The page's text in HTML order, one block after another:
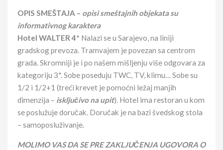
OPIS SMEŠTAJA – opisi smeštajnih objekata su
informativnog karaktera
Hotel WALTER 4* Nalazi se u Sarajevo, na liniji
gradskog prevoza. Tramvajem je povezan sa centrom
grada. Skromniji je i po našem mišljenju više odgovara za
kategoriju 3*. Sobe poseduju TWC, TV, klimu… Sobe su
1/2 i 1/2+1 (treći krevet je pomoćni ležaj manjih
dimenzija – isključivo na upit). Hotel ima restoran u kom
se poslužuje doručak. Doručak je na bazi švedskog stola
– samoposluživanje.
MOLIMO VAS DA SE PRE ZAKLJUČENJA UGOVORA O